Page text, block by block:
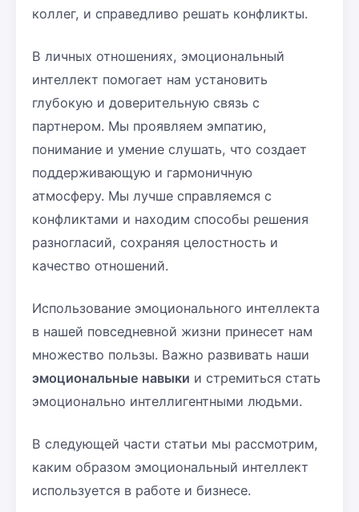
коллег, и справедливо решать конфликты.
В личных отношениях, эмоциональный
интеллект помогает нам установить
глубокую и доверительную связь с
партнером. Мы проявляем эмпатию,
понимание и умение слушать, что создает
поддерживающую и гармоничную
атмосферу. Мы лучше справляемся с
конфликтами и находим способы решения
разногласий, сохраняя целостность и
качество отношений.
Использование эмоционального интеллекта
в нашей повседневной жизни принесет нам
множество пользы. Важно развивать наши
эмоциональные навыки и стремиться стать
эмоционально интеллигентными людьми.
В следующей части статьи мы рассмотрим,
каким образом эмоциональный интеллект
используется в работе и бизнесе.